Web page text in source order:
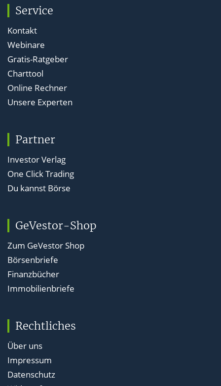
Service
Kontakt
Webinare
Gratis-Ratgeber
Charttool
Online Rechner
Unsere Experten
Partner
Investor Verlag
One Click Trading
Du kannst Börse
GeVestor-Shop
Zum GeVestor Shop
Börsenbriefe
Finanzbücher
Immobilienbriefe
Rechtliches
Über uns
Impressum
Datenschutz